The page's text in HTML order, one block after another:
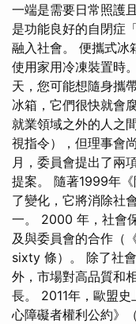
一端是需要日常照護
是功能良好的自閉症
融入社會。 便攜式冰
使用家用冷凍裝置時
天，您可能想隨身攜
冰箱，它們很快就會
就業領域之外的人之
視指令），但理事會
月，委員會提出了兩
提案。 隨著1999年
了變化，它將消除社
一。 2000 年，社會
及與委員會的合作（
sixty 條）。 除了社
外，市場對高品質和
長。 2011年，歐盟
心障礙者權利公約》